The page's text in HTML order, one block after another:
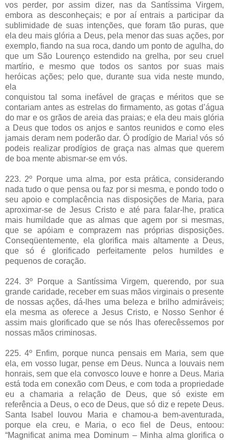
vos perder, por assim dizer, nas da Santíssima Virgem,
embora as desconheçais; e por aí entrais a participar da
sublimidade de suas intenções, que foram tão puras, que
ela deu mais glória a Deus, pela menor das suas ações, por
exemplo, fiando na sua roca, dando um ponto de agulha, do
que um São Lourenço estendido na grelha, por seu cruel
martírio, e mesmo que todos os santos por suas mais
heróicas ações; pelo que, durante sua vida neste mundo,
ela
conquistou tal soma inefável de graças e méritos que se
contariam antes as estrelas do firmamento, as gotas d’água
do mar e os grãos de areia das praias; e ela deu mais glória
a Deus que todos os anjos e santos reunidos e como eles
jamais deram nem poderão dar. Ó prodígio de Maria! vós só
podeis realizar prodígios de graça nas almas que querem
de boa mente abismar-se em vós.
223. 2º Porque uma alma, por esta prática, considerando
nada tudo o que pensa ou faz por si mesma, e pondo todo o
seu apoio e complacência nas disposições de Maria, para
aproximar-se de Jesus Cristo e até para falar-lhe, pratica
mais humildade que as almas que agem por si mesmas,
que se apóiam e comprazem nas próprias disposições.
Conseqüentemente, ela glorifica mais altamente a Deus,
que só é glorificado perfeitamente pelos humildes e
pequenos de coração.
224. 3º Porque a Santíssima Virgem, querendo, por sua
grande caridade, receber em suas mãos virginais o presente
de nossas ações, dá-lhes uma beleza e brilho admiráveis;
ela mesma as oferece a Jesus Cristo, e Nosso Senhor é
assim mais glorificado que se nós lhas oferecêssemos por
nossas mãos criminosas.
225. 4º Enfim, porque nunca pensais em Maria, sem que
ela, em vosso lugar, pense em Deus. Nunca a louvais nem
honrais, sem que ela convosco louve e honre a Deus. Maria
está toda em conexão com Deus, e com toda a propriedade
eu a chamaria a relação de Deus, que só existe em
referência a Deus, o eco de Deus, que só diz e repete Deus.
Santa Isabel louvou Maria e chamou-a bem-aventurada,
porque ela creu, e Maria, o eco fiel de Deus, entoou:
“Magnificat anima mea Dominum – Minha alma glorifica o